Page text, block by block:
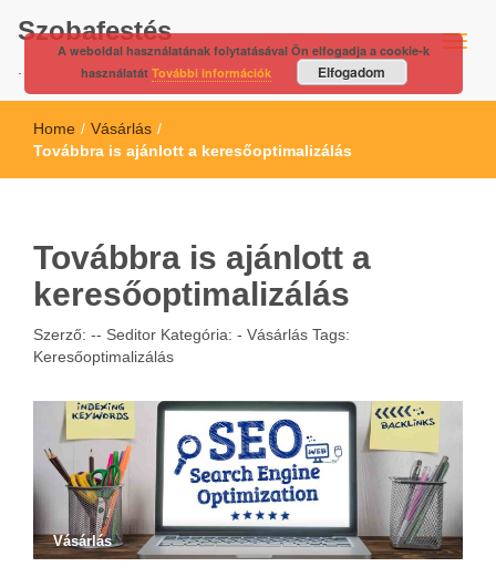
Szobafestés
Home / Vásárlás /
Továbbra is ajánlott a keresőoptimalizálás
Továbbra is ajánlott a
keresőoptimalizálás
Szerző: -- Seditor Kategória: - Vásárlás Tags:
Keresőoptimalizálás
Vásárlás
A weboldal használatának folytatásával Ön elfogadja a cookie-k
használatát További információk Elfogadom